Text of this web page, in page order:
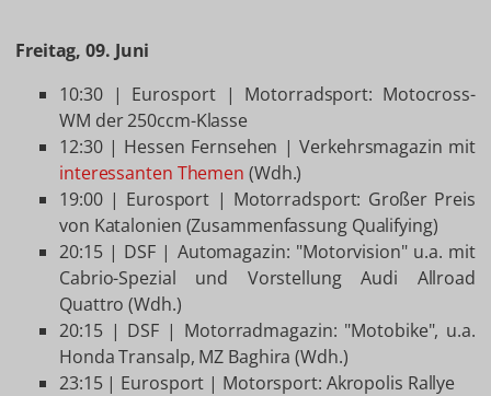
Freitag, 09. Juni
10:30 | Eurosport | Motorradsport: Motocross-
WM der 250ccm-Klasse
12:30 | Hessen Fernsehen | Verkehrsmagazin mit
interessanten Themen (Wdh.)
19:00 | Eurosport | Motorradsport: Großer Preis
von Katalonien (Zusammenfassung Qualifying)
20:15 | DSF | Automagazin: "Motorvision" u.a. mit
Cabrio-Spezial und Vorstellung Audi Allroad
Quattro (Wdh.)
20:15 | DSF | Motorradmagazin: "Motobike", u.a.
Honda Transalp, MZ Baghira (Wdh.)
23:15 | Eurosport | Motorsport: Akropolis Rallye